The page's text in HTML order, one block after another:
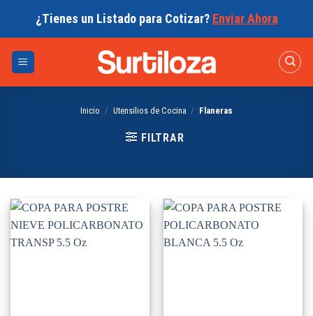
¿Tienes un Listado para Cotizar? Enviar Ahora
Inicio / Utensilios de Cocina / Flaneras
FILTRAR